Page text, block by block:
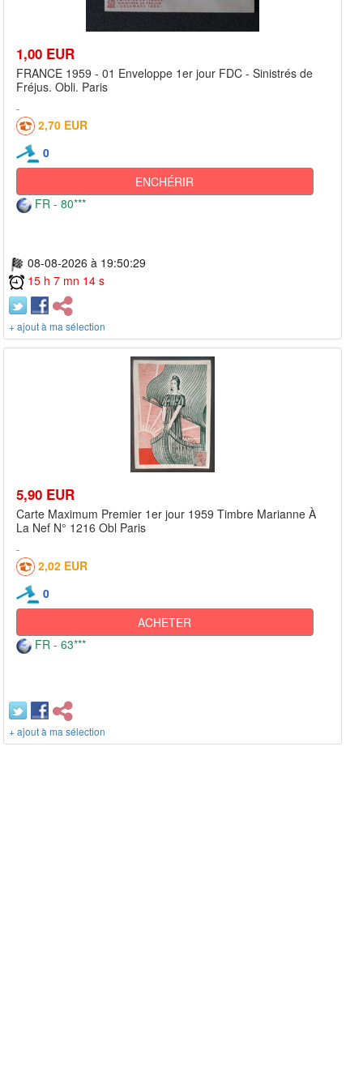
1,00 EUR
FRANCE 1959 - 01 Enveloppe 1er jour FDC - Sinistrés de
Fréjus. Obli. Paris
2,70 EUR
0
ENCHÉRIR
FR - 80***
08-08-2026 à 19:50:29
15 h 7 mn 14 s
+ ajout à ma sélection
5,90 EUR
Carte Maximum Premier 1er jour 1959 Timbre Marianne À
La Nef N° 1216 Obl Paris
2,02 EUR
0
ACHETER
FR - 63***
+ ajout à ma sélection